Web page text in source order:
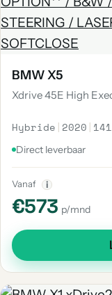
BMW X5
Xdrive 45E High
Hybride | 2020 |
Direct leverbaar
Vanaf i
€573 p/mnd